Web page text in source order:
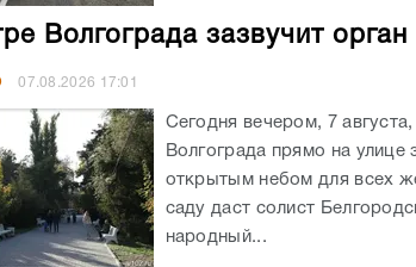
Волгограда зазвучит орган
07.08.2026 17:01
Сегодня вечером, 7
Волгограда прямо на улице
открытым небом для всех
саду даст солист
народный...